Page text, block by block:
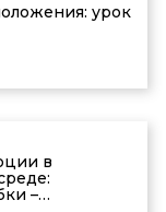
урок
в
–